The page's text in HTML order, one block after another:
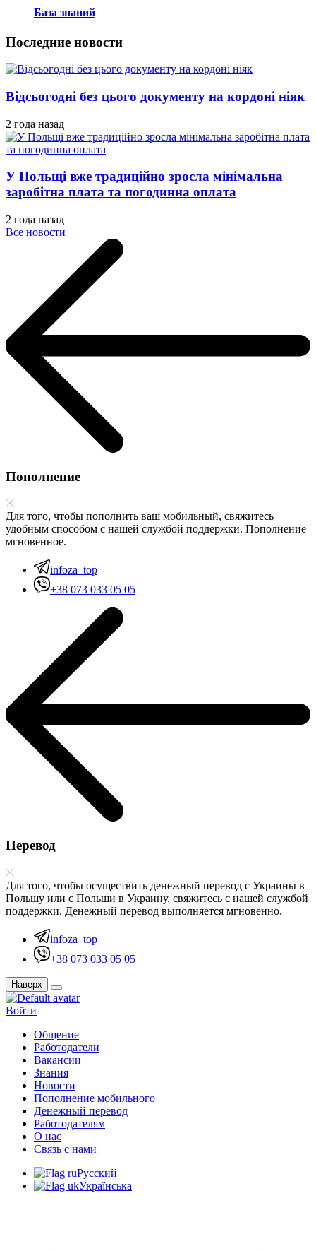
База знаний
Последние новости
Відсьогодні без цього документу на кордоні ніяк
2 года назад
У Польщі вже традиційно зросла мінімальна
заробітна плата та погодинна оплата
2 года назад
Все новости
Пополнение
Для того, чтобы пополнить ваш мобильный, свяжитесь
удобным способом с нашей службой поддержки. Пополнение
мгновенное.
infoza_top
+38 073 033 05 05
Перевод
Для того, чтобы осуществить денежный перевод с Украины в
Польшу или с Польши в Украину, свяжитесь с нашей службой
поддержки. Денежный перевод выполняется мгновенно.
infoza_top
+38 073 033 05 05
Наверх
Войти
Общение
Работодатели
Вакансии
Знания
Новости
Пополнение мобильного
Денежный перевод
Работодателям
О нас
Связь с нами
Русский
Українська